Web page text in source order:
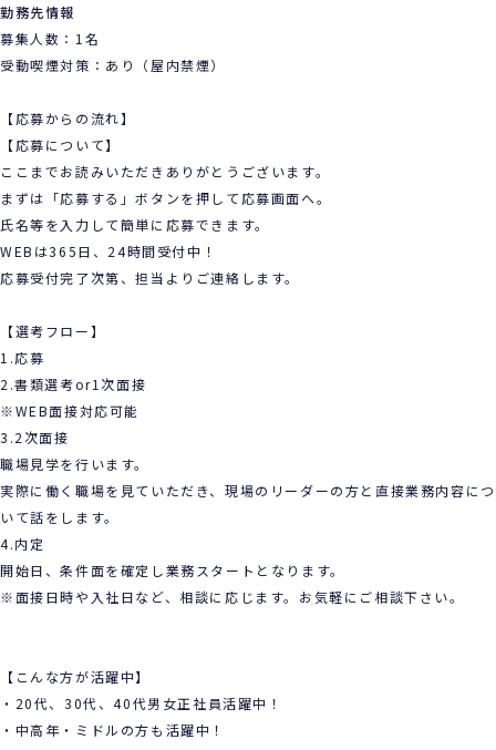
勤務先情報
募集人数：1名
受動喫煙対策：あり（屋内禁煙）
【応募からの流れ】
【応募について】
ここまでお読みいただきありがとうございます。
まずは「応募する」ボタンを押して応募画面へ。
氏名等を入力して簡単に応募できます。
WEBは365日、24時間受付中！
応募受付完了次第、担当よりご連絡します。
【選考フロー】
1.応募
2.書類選考or1次面接
※WEB面接対応可能
3.2次面接
職場見学を行います。
実際に働く職場を見ていただき、現場のリーダーの方と直接業務内容につ
いて話をします。
4.内定
開始日、条件面を確定し業務スタートとなります。
※面接日時や入社日など、相談に応じます。お気軽にご相談下さい。
【こんな方が活躍中】
・20代、30代、40代男女正社員活躍中！
・中高年・ミドルの方も活躍中！